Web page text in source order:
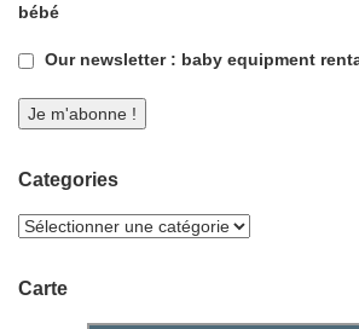
bébé
Our newsletter : baby equipment
Categories
Carte